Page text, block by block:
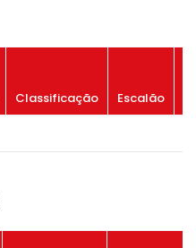
Classificação Escalão